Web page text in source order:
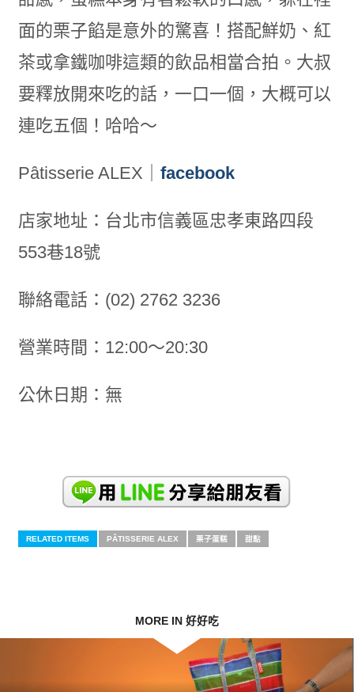
面的栗子餡是意外的驚喜！搭配鮮奶、紅
茶或拿鐵咖啡這類的飲品相當合拍。大叔
要釋放開來吃的話，一口一個，大概可以
連吃五個！哈哈～
Pâtisserie ALEX facebook
店家地址：台北市信義區忠孝東路四段
553巷18號
聯絡電話：(02) 2762 3236
營業時間：12:00～20:30
公休日期：無
RELATED ITEMS PÂTISSERIE ALEX 栗子蛋糕 甜點
MORE IN 好好吃